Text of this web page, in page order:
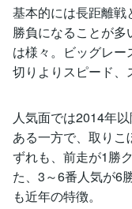
基本的には長距離戦
勝負になることが
は様々。ビッグレ
切りよりスピード、
人気面では2014年
ある一方で、取り
ずれも、前走が1勝
た、3～6番人気が6
も近年の特徴。